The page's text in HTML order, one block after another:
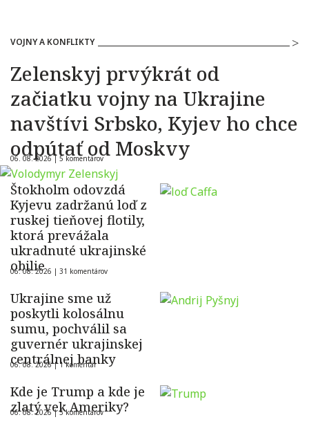
VOJNY A KONFLIKTY
Zelenskyj prvýkrát od
začiatku vojny na Ukrajine
navštívi Srbsko, Kyjev ho chce
odpútať od Moskvy
06. 08. 2026 | 5 komentárov
Štokholm odovzdá
Kyjevu zadržanú loď z
ruskej tieňovej flotily,
ktorá prevážala
ukradnuté ukrajinské
obilie
06. 08. 2026 | 31 komentárov
Ukrajine sme už
poskytli kolosálnu
sumu, pochválil sa
guvernér ukrajinskej
centrálnej banky
06. 08. 2026 |1 komentár
Kde je Trump a kde je
zlatý vek Ameriky?
06. 08. 2026 |5 komentárov